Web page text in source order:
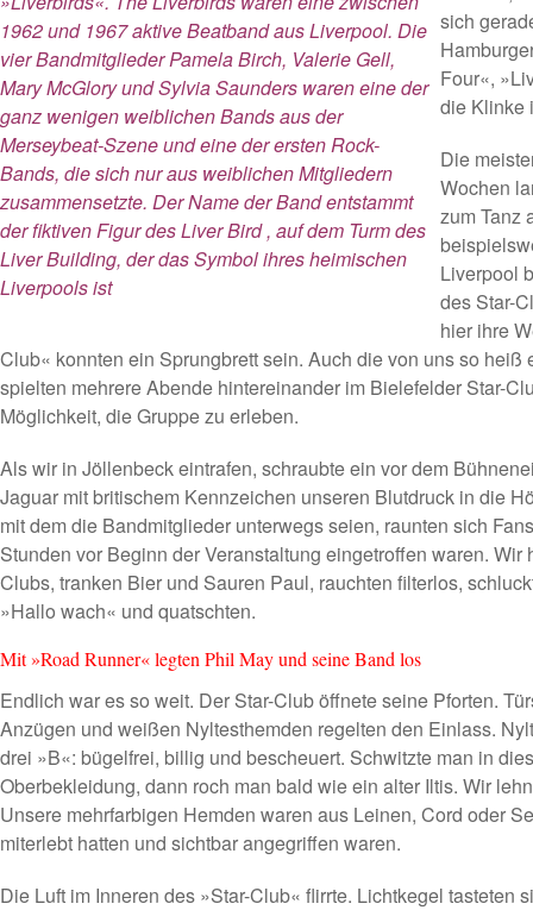
1962 und 1967 aktive Beatband aus Liverpool. Die
vier Bandmitglieder Pamela Birch, Valerie Gell,
Mary McGlory und Sylvia Saunders waren eine der
ganz wenigen weiblichen Bands aus der
Merseybeat-Szene und eine der ersten Rock-
Bands, die sich nur aus weiblichen Mitgliedern
zusammensetzte. Der Name der Band entstammt
der fiktiven Figur des Liver Bird , auf dem Turm des
Liver Building, der das Symbol ihres heimischen
Liverpools ist
sich
Four«,
die Klinke
Die
Wochen
zum Tanz
Liverpool
des Star-
hier ihre
Club« konnten ein Sprungbrett sein. Auch die von uns so heiß
spielten mehrere Abende hintereinander im Bielefelder Star-
Möglichkeit, die Gruppe zu erleben.
Als wir in Jöllenbeck eintrafen, schraubte ein vor dem
Jaguar mit britischem Kennzeichen unseren Blutdruck in die
mit dem die Bandmitglieder unterwegs seien, raunten sich
Stunden vor Beginn der Veranstaltung eingetroffen waren. Wir
Clubs, tranken Bier und Sauren Paul, rauchten filterlos,
»Hallo wach« und quatschten.
Mit »Road Runner« legten Phil May und seine Band los
Endlich war es so weit. Der Star-Club öffnete seine Pforten.
Anzügen und weißen Nyltesthemden regelten den Einlass.
drei »B«: bügelfrei, billig und bescheuert. Schwitzte man in
Oberbekleidung, dann roch man bald wie ein alter Iltis. Wir
Unsere mehrfarbigen Hemden waren aus Leinen, Cord oder
miterlebt hatten und sichtbar angegriffen waren.
Die Luft im Inneren des »Star-Club« flirrte. Lichtkegel tasteten